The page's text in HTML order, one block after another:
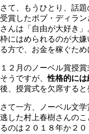
さて、もうひとり、話
受賞したボブ・ディラ
さんは「自由が大好き
枠にはめられるのが大
る方で、お金を稼ぐため
１２月のノーベル賞授
そうですが、性格的に
後、授賞式を欠席すると
さて一方、ノーベル文
逃した村上春樹さんの
るのは２０１８年か２０